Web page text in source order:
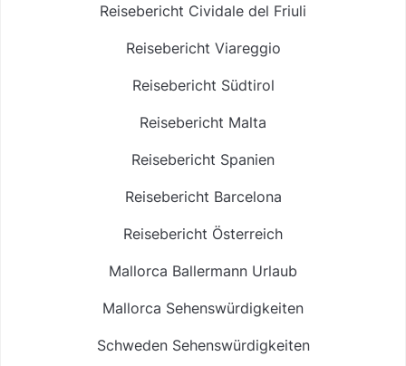
Reisebericht Cividale del Friuli
Reisebericht Viareggio
Reisebericht Südtirol
Reisebericht Malta
Reisebericht Spanien
Reisebericht Barcelona
Reisebericht Österreich
Mallorca Ballermann Urlaub
Mallorca Sehenswürdigkeiten
Schweden Sehenswürdigkeiten